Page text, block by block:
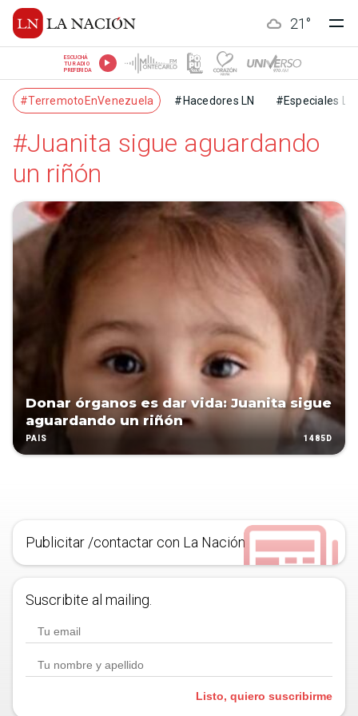
21 °
ESCUCHÁ
TU RADIO
PREFERIDA
#TerremotoEnVenezuela #Hacedores LN #Especiales LN
#Juanita sigue aguardando
un riñón
Donar órganos es dar vida: Juanita sigue
aguardando un riñón
PAÍS 1485D
Publicitar /contactar con La Nación
Suscribite al mailing.
Listo, quiero suscribirme